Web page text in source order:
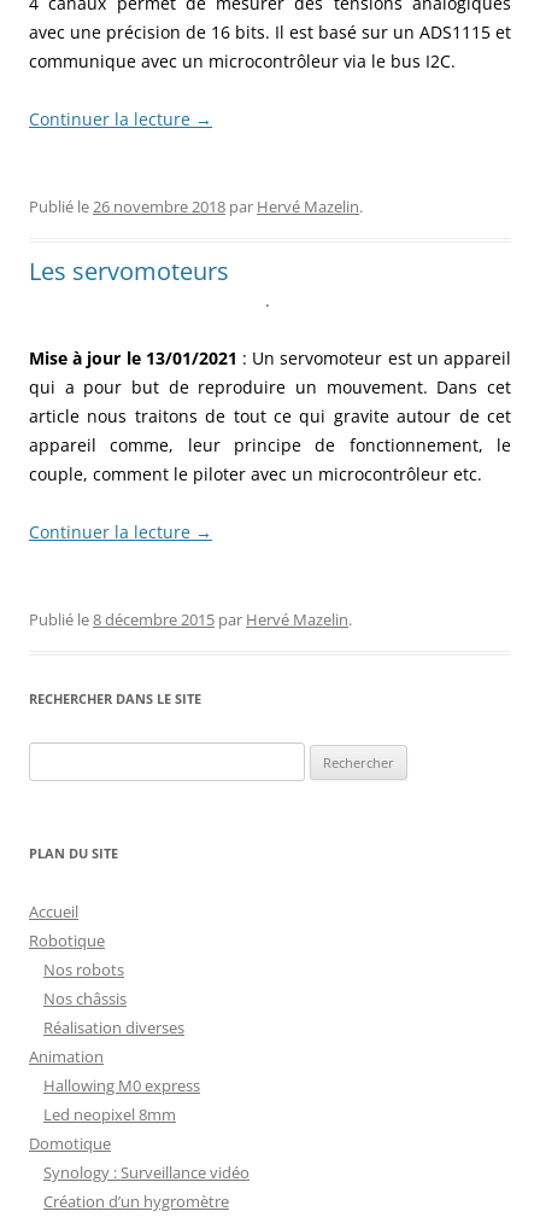
avec une précision de 16 bits. Il est basé sur un ADS1115 et
communique avec un microcontrôleur via le bus I2C.
Continuer la lecture →
Publié le 26 novembre 2018 par Hervé Mazelin.
Les servomoteurs
.
Mise à jour le 13/01/2021 : Un servomoteur est un appareil
qui a pour but de reproduire un mouvement. Dans cet
article nous traitons de tout ce qui gravite autour de cet
appareil comme, leur principe de fonctionnement, le
couple, comment le piloter avec un microcontrôleur etc.
Continuer la lecture →
Publié le8 décembre 2015 par Hervé Mazelin.
RECHERCHER DANS LE SITE
PLAN DU SITE
Accueil
Robotique
Nos robots
Nos châssis
Réalisation diverses
Animation
Hallowing M0 express
Led neopixel 8mm
Domotique
Synology : Surveillance vidéo
Création d’un hygromètre